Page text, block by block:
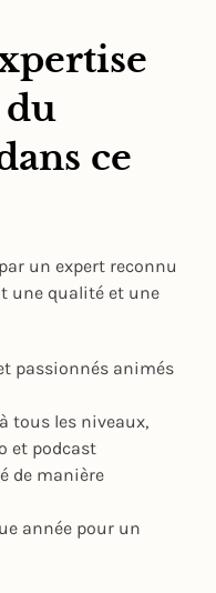
du
ce
un expert reconnu
une qualité et une
passionnés animés
tous les niveaux,
et podcast
de manière
année pour un